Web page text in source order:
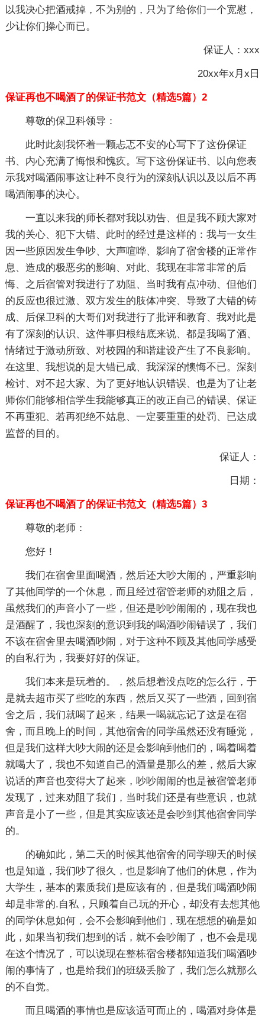
以我决心把酒戒掉，不为别的，只为了给你们一个宽慰，
少让你们操心而已。
保证人：xxx
20xx年x月x日
保证再也不喝酒了的保证书范文（精选5篇）2
尊敬的保卫科领导：
此时此刻我怀着一颗忐忑不安的心写下了这份保证
书、内心充满了悔恨和愧疚。写下这份保证书、以向您表
示我对喝酒闹事这让种不良行为的深刻认识以及以后不再
喝酒闹事的决心。
一直以来我的师长都对我以劝告、但是我不顾大家对
我的关心、犯下大错、此时的经过是这样的：我与一女生
因一些原因发生争吵、大声喧哗、影响了宿舍楼的正常作
息、造成的极恶劣的影响、对此、我现在非常非常的后
悔、之后宿管对我进行了劝阻、当时我有点冲动、但他们
的反应也很过激、双方发生的肢体冲突、导致了大错的铸
成、后保卫科的大哥们对我进行了批评和教育、我对此是
有了深刻的认识、这件事归根结底来说、都是我喝了酒、
情绪过于激动所致、对校园的和谐建设产生了不良影响。
在这里、我想说的是大错已成、我深深的懊悔不已。深刻
检讨、对不起大家、为了更好地认识错误、也是为了让老
师你们能够相信学生我能够真正的改正自己的错误、保证
不再重犯、若再犯绝不姑息、一定要重重的处罚、已达成
监督的目的。
保证人：
日期：
保证再也不喝酒了的保证书范文（精选5篇）3
尊敬的老师：
您好！
我们在宿舍里面喝酒，然后还大吵大闹的，严重影响
了其他同学的一个休息，而且经过宿管老师的劝阻之后，
虽然我们的声音小了一些，但还是吵吵闹闹的，现在我也
是酒醒了，我也深刻的意识到我的喝酒吵闹错误了，我们
不该在宿舍里去喝酒吵闹，对于这种不顾及其他同学感受
的自私行为，我要好好的保证。
我们本来是玩着的。，然后想着没点吃的怎么行，于
是就去超市买了些吃的东西，然后又买了一些酒，回到宿
舍之后，我们就喝了起来，结果一喝就忘记了这是在宿
舍，而且晚上的时间，其他宿舍的同学虽然还没有睡觉，
但是我们这样大吵大闹的还是会影响到他们的，喝着喝着
就喝大了，我也不知道自己的酒量是那么的差，然后大家
说话的声音也变得大了起来，吵吵闹闹的也是被宿管老师
发现了，过来劝阻了我们，当时我们还是有些意识，也就
声音是小了一些，但是其实应该还是会吵到其他宿舍同学
的。
的确如此，第二天的时候其他宿舍的同学聊天的时候
也是知道，我们吵了很久，也是影响了他们的休息，作为
大学生，基本的素质我们是应该有的，但是我们喝酒吵闹
却是非常的.自私，只顾着自己玩的开心，却没有去想其他
的同学休息如何，会不会影响到他们，现在想想的确是如
此，如果当初我们想到的话，就不会吵闹了，也不会是现
在这个情况了，可以说现在整栋宿舍楼都知道我们喝酒吵
闹的事情了，也是给我们的班级丢脸了，我们怎么就那么
的不自觉。
而且喝酒的事情也是应该适可而止的，喝酒对身体是